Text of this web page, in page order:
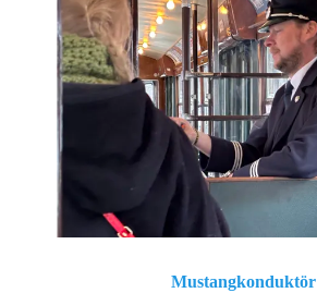
Mustangkonduktör